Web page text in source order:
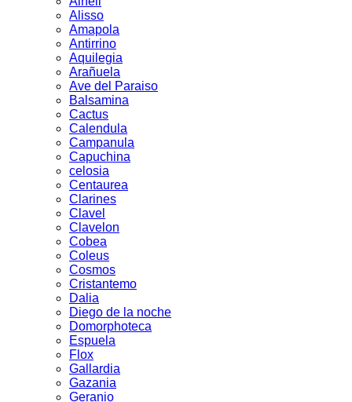
Alisso
Amapola
Antirrino
Aquilegia
Arañuela
Ave del Paraiso
Balsamina
Cactus
Calendula
Campanula
Capuchina
celosia
Centaurea
Clarines
Clavel
Clavelon
Cobea
Coleus
Cosmos
Cristantemo
Dalia
Diego de la noche
Domorphoteca
Espuela
Flox
Gallardia
Gazania
Geranio